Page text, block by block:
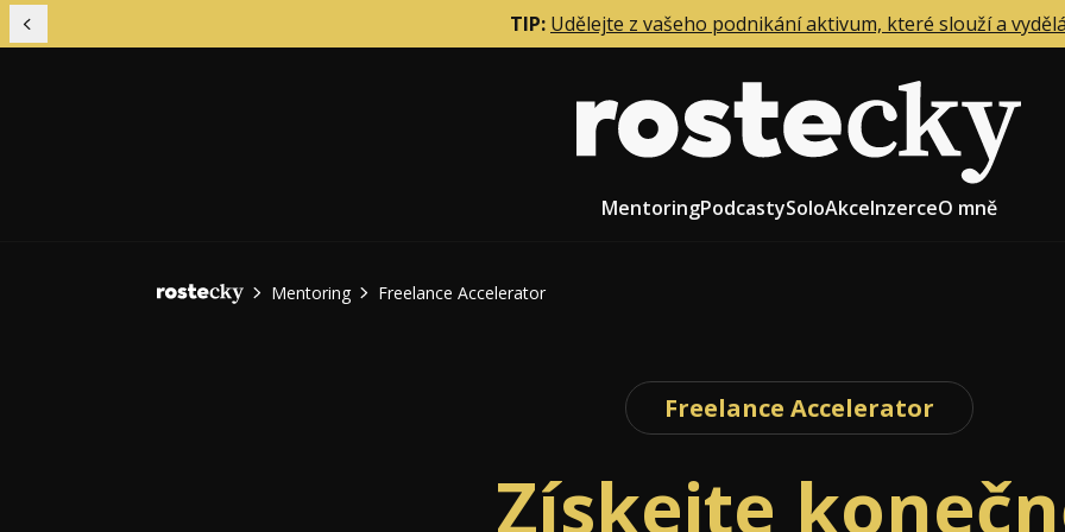
Předchozí TIP: Udělejte z vašeho podnikání aktivum, které slouží a
MentoringPodcastySoloAkceInzerceO mně
Nábor zaměstnanců
Obchod a prodej
Růst firmy
Účetnictví a daně
Domů Mentoring Freelance Accelerator
Freelance Accelerator
Získejte